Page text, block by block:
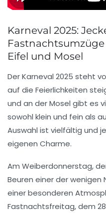
Karneval 2025:
Eifel und Mosel
DerKarneval 2025 steht
auf die Feierlichkeiten
und an der Mosel gibt es
sowohl klein und fein als
Auswahl ist vielfältig und
eigenen Charme.
Am Weiberdonnerstag,
Beuren einer der
einer besonderen
Fastnachtsfreitag, dem